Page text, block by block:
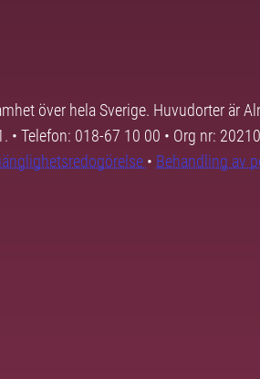
över hela Sverige. Huvudorter är
Telefon: 018-67 10 00 • Org nr:
• Behandling av